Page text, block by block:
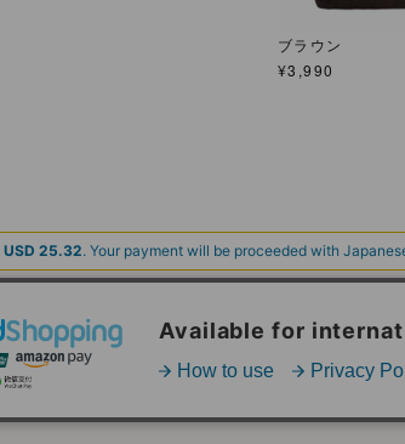
ブラウン
¥3,990